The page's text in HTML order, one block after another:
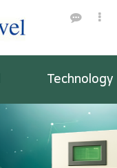
Technology